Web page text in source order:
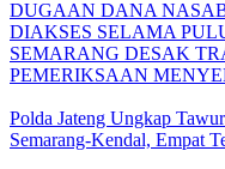
DUGAAN DANA
DIAKSES SELAMA
SEMARANG DESAK
PEMERIKSAAN
Polda Jateng Ungkap
Semarang-Kendal, Empat